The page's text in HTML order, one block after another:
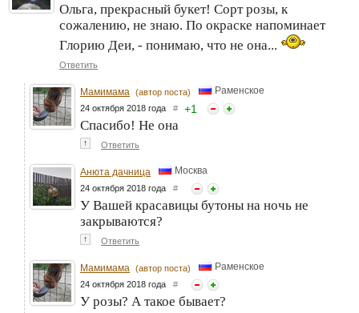
Ольга, прекрасный букет! Сорт розы, к
сожалению, не знаю. По окраске напоминает
Глорию Деи, - понимаю, что не она...
Ответить
Мамимама (автор поста) Раменское
24 октября 2018 года # +1
Спасибо! Не она
↑ Ответить
Анюта дачница Москва
24 октября 2018 года #
У Вашей красавицы бутоны на ночь не
закрываются?
↑ Ответить
Мамимама (автор поста) Раменское
24 октября 2018 года #
У розы? А такое бывает?